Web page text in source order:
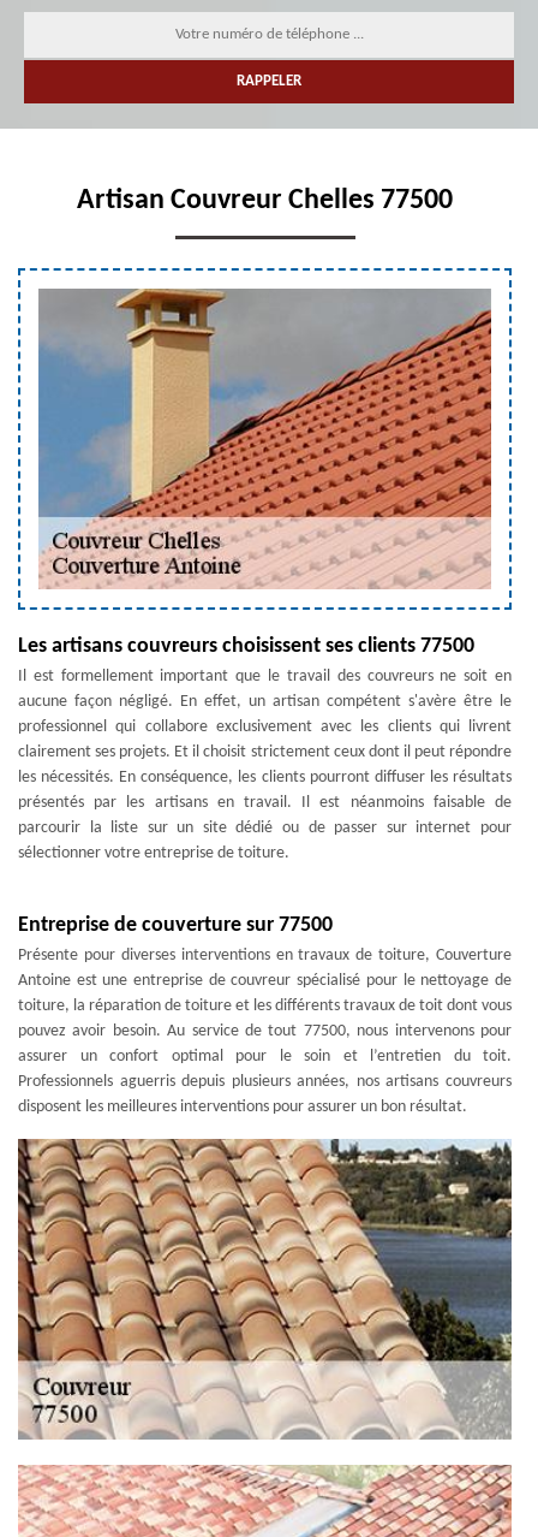
Artisan Couvreur Chelles 77500
Les artisans couvreurs choisissent ses clients 77500
Il est formellement important que le travail des couvreurs ne soit en
aucune façon négligé. En effet, un artisan compétent s'avère être le
professionnel qui collabore exclusivement avec les clients qui livrent
clairement ses projets. Et il choisit strictement ceux dont il peut répondre
les nécessités. En conséquence, les clients pourront diffuser les résultats
présentés par les artisans en travail. Il est néanmoins faisable de
parcourir la liste sur un site dédié ou de passer sur internet pour
sélectionner votre entreprise de toiture.
Entreprise de couverture sur 77500
Présente pour diverses interventions en travaux de toiture, Couverture
Antoine est une entreprise de couvreur spécialisé pour le nettoyage de
toiture, la réparation de toiture et les différents travaux de toit dont vous
pouvez avoir besoin. Au service de tout 77500, nous intervenons pour
assurer un confort optimal pour le soin et l’entretien du toit.
Professionnels aguerris depuis plusieurs années, nos artisans couvreurs
disposent les meilleures interventions pour assurer un bon résultat.